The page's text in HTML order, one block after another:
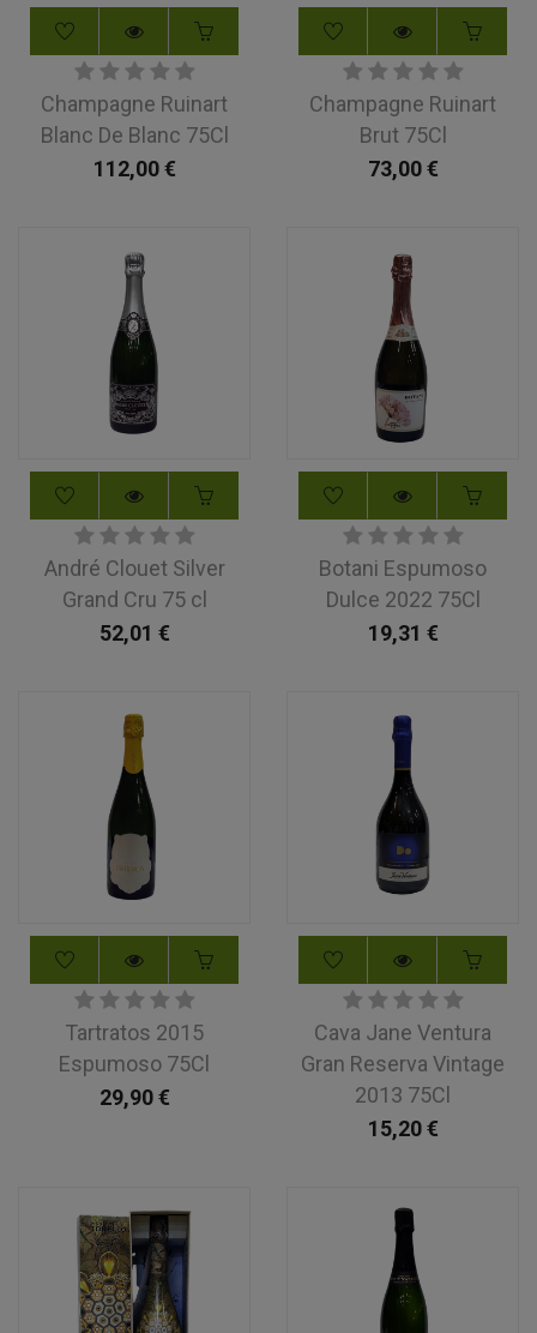
Champagne Ruinart
Blanc De Blanc 75Cl
112,00€
Champagne Ruinart
Brut 75Cl
73,00€
André Clouet Silver
Grand Cru 75 cl
52,01 €
Botani Espumoso
Dulce 2022 75Cl
19,31 €
Tartratos 2015
Espumoso 75Cl
29,90€
Cava Jane Ventura
Gran Reserva Vintage
2013 75Cl
15,20€